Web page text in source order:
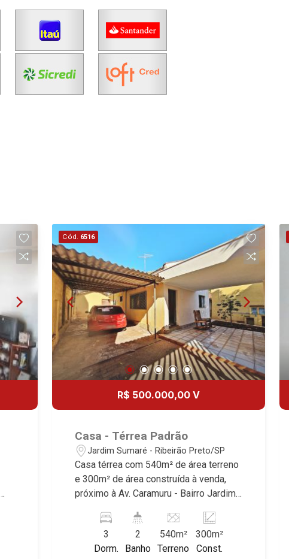
Cód. 6516
R$ 500.000,00 V
Casa - Térrea Padrão
Jardim Sumaré - Ribeirão Preto/SP
Casa térrea com 540m² de área terreno
e 300m² de área construída à venda,
próximo à Av. Caramuru - Bairro Jardim
características deste imóvel que a
Martinelli Imobiliária selecionou para
você: - 540m² de área terreno e 300m²
3
Dorm.
2
Banho
540m²
Terreno
300m²
Const.